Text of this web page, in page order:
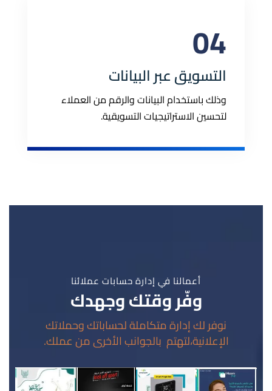
04
التسويق عبر البيانات
وذلك باستخدام البيانات والرقم من العملاء
لتحسين الاستراتيجيات التسويقية.
أعمالنا في إدارة حسابات عملائنا
وفّر وقتك وجهدك
نوفر لك إدارة متكاملة لحساباتك وحملاتك
الإعلانية،لتهتم بالجوانب الأخرى من عملك.